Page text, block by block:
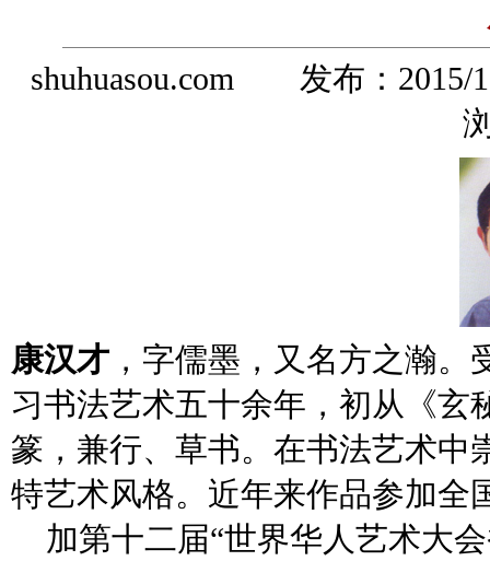
shuhuasou.com 发布： 2015/
浏
康汉才 ，字儒墨，又名方之瀚
习书法艺术五十余年，初从《玄
篆，兼行、草书。在书法艺术中
特艺术风格。近年来作品参加全
加第十二届“世界华人艺术大